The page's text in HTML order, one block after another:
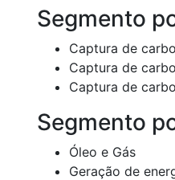
Segmento
Captura de
Captura de
Captura de
Segmento
Óleo e Gás
Geração de